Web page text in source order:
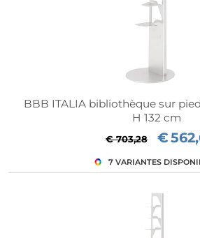
BBB ITALIA bibliothèque sur
H 132 cm
€ 703,28 €